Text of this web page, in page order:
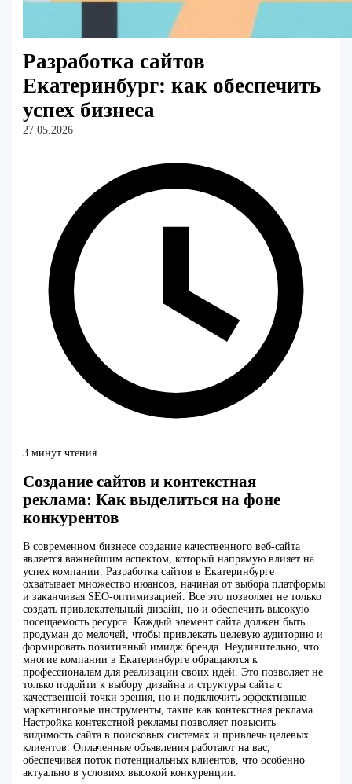
Разработка сайтов
Екатеринбург: как обеспечить
успех бизнеса
27.05.2026
3 минут чтения
Создание сайтов и контекстная
реклама: Как выделиться на фоне
конкурентов
В современном бизнесе создание качественного веб-сайта
является важнейшим аспектом, который напрямую влияет на
успех компании. Разработка сайтов в Екатеринбурге
охватывает множество нюансов, начиная от выбора платформы
и заканчивая SEO-оптимизацией. Все это позволяет не только
создать привлекательный дизайн, но и обеспечить высокую
посещаемость ресурса. Каждый элемент сайта должен быть
продуман до мелочей, чтобы привлекать целевую аудиторию и
формировать позитивный имидж бренда. Неудивительно, что
многие компании в Екатеринбурге обращаются к
профессионалам для реализации своих идей. Это позволяет не
только подойти к выбору дизайна и структуры сайта с
качественной точки зрения, но и подключить эффективные
маркетинговые инструменты, такие как контекстная реклама.
Настройка контекстной рекламы позволяет повысить
видимость сайта в поисковых системах и привлечь целевых
клиентов. Оплаченные объявления работают на вас,
обеспечивая поток потенциальных клиентов, что особенно
актуально в условиях высокой конкуренции.